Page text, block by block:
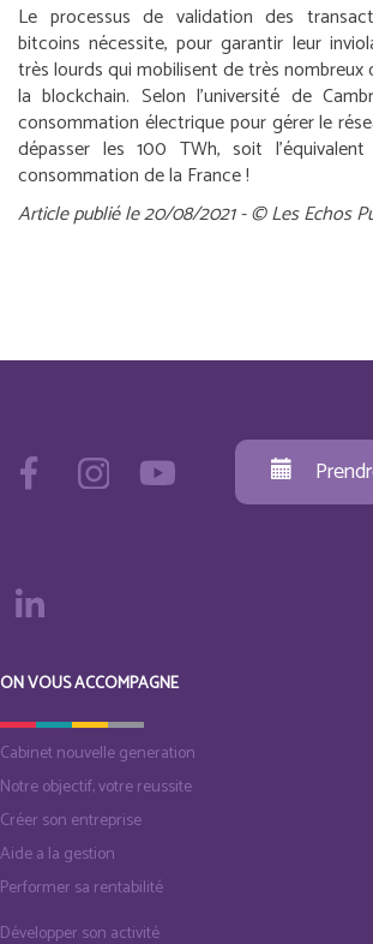
Le processus de validation des
bitcoins nécessite, pour garantir leur
très lourds qui mobilisent de très nombreux
la blockchain. Selon l’université de
consommation électrique pour gérer le
dépasser les 100 TWh, soit
consommation de la France !
Article publié le 20/08/2021 - © Les Echos
ON VOUS ACCOMPAGNE
Cabinet nouvelle generation
Notre objectif, votre reussite
Créer son entreprise
Aide a la gestion
Performer sa rentabilité
Développer son activité